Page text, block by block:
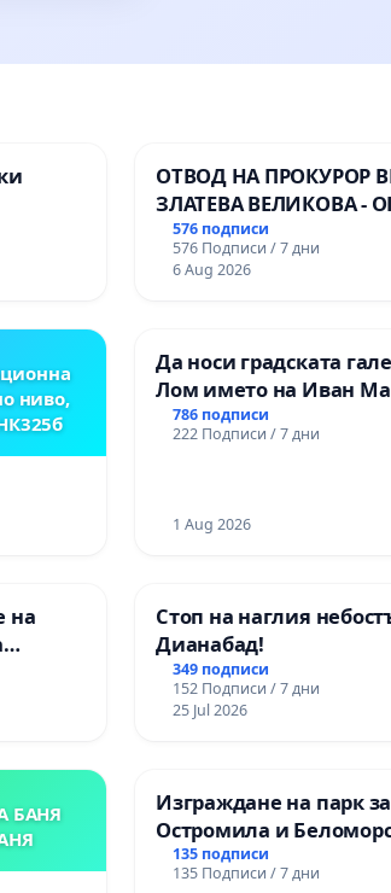
на
ОТВОД НА ПРОКУРОР
ЗЛАТЕВА ВЕЛИКОВА -
ДОБРИЧ
576 подписи
576 Подписи / 7 дни
6 Aug 2026
ниво,
Да носи градската
Лом името на Иван
786 подписи
222 Подписи / 7 дни
1 Aug 2026
на
Стоп на наглия
Дианабад!
349 подписи
152 Подписи / 7 дни
25 Jul 2026
БАНЯ
Изграждане на парк за
Остромила и
135 подписи
135 Подписи / 7 дни